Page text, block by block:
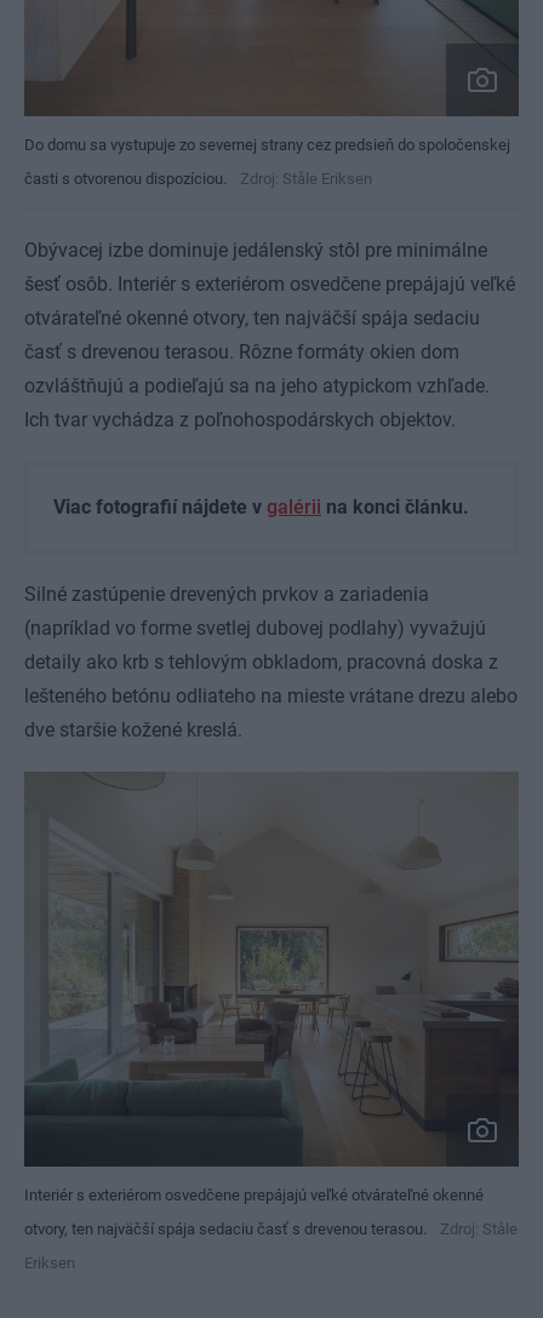
Do domu sa vystupuje zo severnej strany cez predsieň do spoločenskej
časti s otvorenou dispozíciou.
Zdroj: Ståle Eriksen
Obývacej izbe dominuje jedálenský stôl pre minimálne
šesť osôb. Interiér s exteriérom osvedčene prepájajú veľké
otvárateľné okenné otvory, ten najväčší spája sedaciu
časť s drevenou terasou. Rôzne formáty okien dom
ozvláštňujú a podieľajú sa na jeho atypickom vzhľade.
Ich tvar vychádza z poľnohospodárskych objektov.
Viac fotografií nájdete v galérii na konci článku.
Silné zastúpenie drevených prvkov a zariadenia
(napríklad vo forme svetlej dubovej podlahy) vyvažujú
detaily ako krb s tehlovým obkladom, pracovná doska z
lešteného betónu odliateho na mieste vrátane drezu alebo
dve staršie kožené kreslá.
Interiér s exteriérom osvedčene prepájajú veľké otvárateľné okenné
otvory, ten najväčší spája sedaciu časť s drevenou terasou.
Zdroj: Ståle
Eriksen